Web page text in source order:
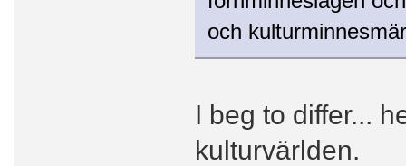
och
I beg to differ...
kulturvärlden.